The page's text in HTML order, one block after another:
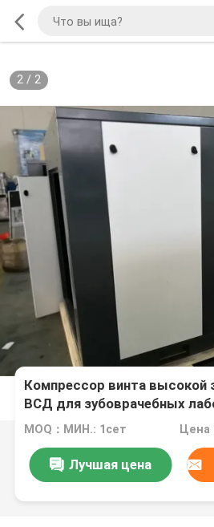
2/ 2
Компрессор винта высокой
ВСД для зубоврачебных
взрывать песка
MOQ：МИН.: 1сет Цена
Лучшая цена